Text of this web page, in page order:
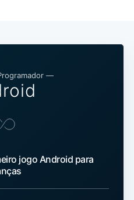
—
jogo Android para